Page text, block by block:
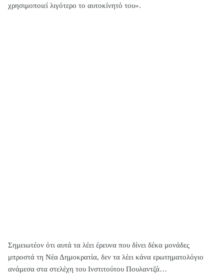
χρησιμοποιεί λιγότερο το αυτοκίνητό του».
Σημειωτέον ότι αυτά τα λέει έρευνα που δίνει δέκα μονάδες
μπροστά τη Νέα Δημοκρατία, δεν τα λέει κάνα ερωτηματολόγιο
ανάμεσα στα στελέχη του Ινστιτούτου Πουλαντζά…